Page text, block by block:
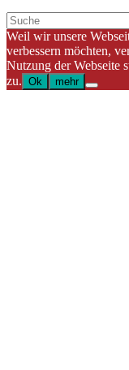
Weil wir unsere
verbessern möchten,
Nutzung der Webseite
zu. Ok mehr